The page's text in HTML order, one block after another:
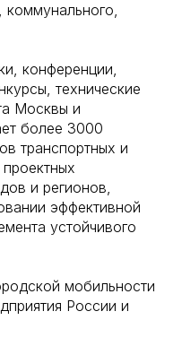
конференции,
технические
Москвы и
более 3000
транспортных и
и регионов,
эффективной
устойчивого
мобильности
России и